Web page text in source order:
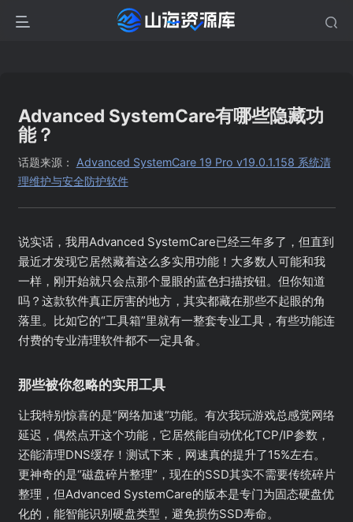
Advanced SystemCare有哪些隐藏功
能？
话题来源： Advanced SystemCare 19 Pro v19.0.1.158 系统清
理维护与安全防护软件
说实话，我用Advanced SystemCare已经三年多了，但直到
最近才发现它居然藏着这么多实用功能！大多数人可能和我
一样，刚开始就只会点那个显眼的蓝色扫描按钮。但你知道
吗？这款软件真正厉害的地方，其实都藏在那些不起眼的角
落里。比如它的“工具箱”里就有一整套专业工具，有些功能连
付费的专业清理软件都不一定具备。
那些被你忽略的实用工具
让我特别惊喜的是“网络加速”功能。有次我玩游戏总感觉网络
延迟，偶然点开这个功能，它居然能自动优化TCP/IP参数，
还能清理DNS缓存！测试下来，网速真的提升了15%左右。
更神奇的是“磁盘碎片整理”，现在的SSD其实不需要传统碎片
整理，但Advanced SystemCare的版本是专门为固态硬盘优
化的，能智能识别硬盘类型，避免损伤SSD寿命。